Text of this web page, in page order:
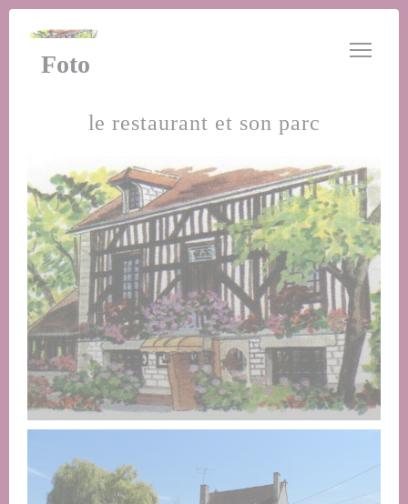
Personalizzazione delle tue scelte sui cookie
Foto
le restaurant et son parc